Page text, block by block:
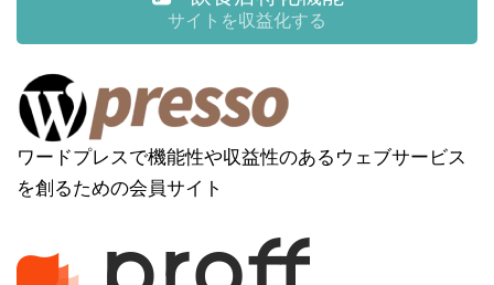
サイトを収益化する
ワードプレスで機能性や収益性のあるウェブサービス
を創るための会員サイト